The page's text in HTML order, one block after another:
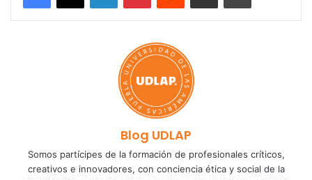
Blog UDLAP
Somos partícipes de la formación de profesionales críticos,
creativos e innovadores, con conciencia ética y social de la